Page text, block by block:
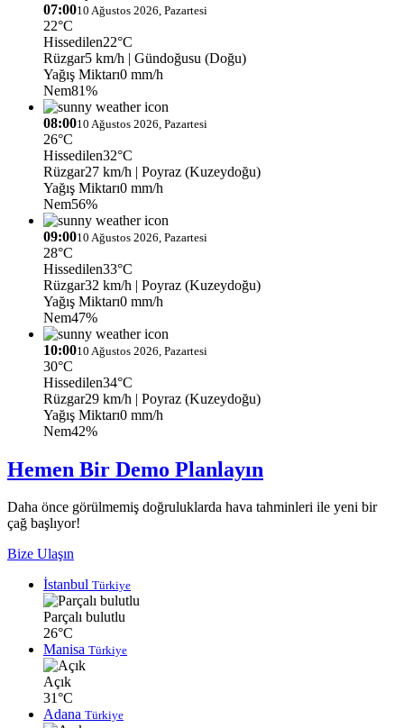
07:0010 Ağustos 2026, Pazartesi
22°C
Hissedilen22°C
Rüzgar5 km/h | Gündoğusu (Doğu)
Yağış Miktarı0 mm/h
Nem81%
08:0010 Ağustos 2026, Pazartesi
26°C
Hissedilen32°C
Rüzgar27 km/h | Poyraz (Kuzeydoğu)
Yağış Miktarı0 mm/h
Nem56%
09:0010 Ağustos 2026, Pazartesi
28°C
Hissedilen33°C
Rüzgar32 km/h | Poyraz (Kuzeydoğu)
Yağış Miktarı0 mm/h
Nem47%
10:0010 Ağustos 2026, Pazartesi
30°C
Hissedilen34°C
Rüzgar29 km/h | Poyraz (Kuzeydoğu)
Yağış Miktarı0 mm/h
Nem42%
Hemen Bir Demo Planlayın
Daha önce görülmemiş doğruluklarda hava tahminleri ile yeni bir
çağ başlıyor!
Bize Ulaşın
İstanbul Türkiye
Parçalı bulutlu
26°C
Manisa Türkiye
Açık
31°C
Adana Türkiye